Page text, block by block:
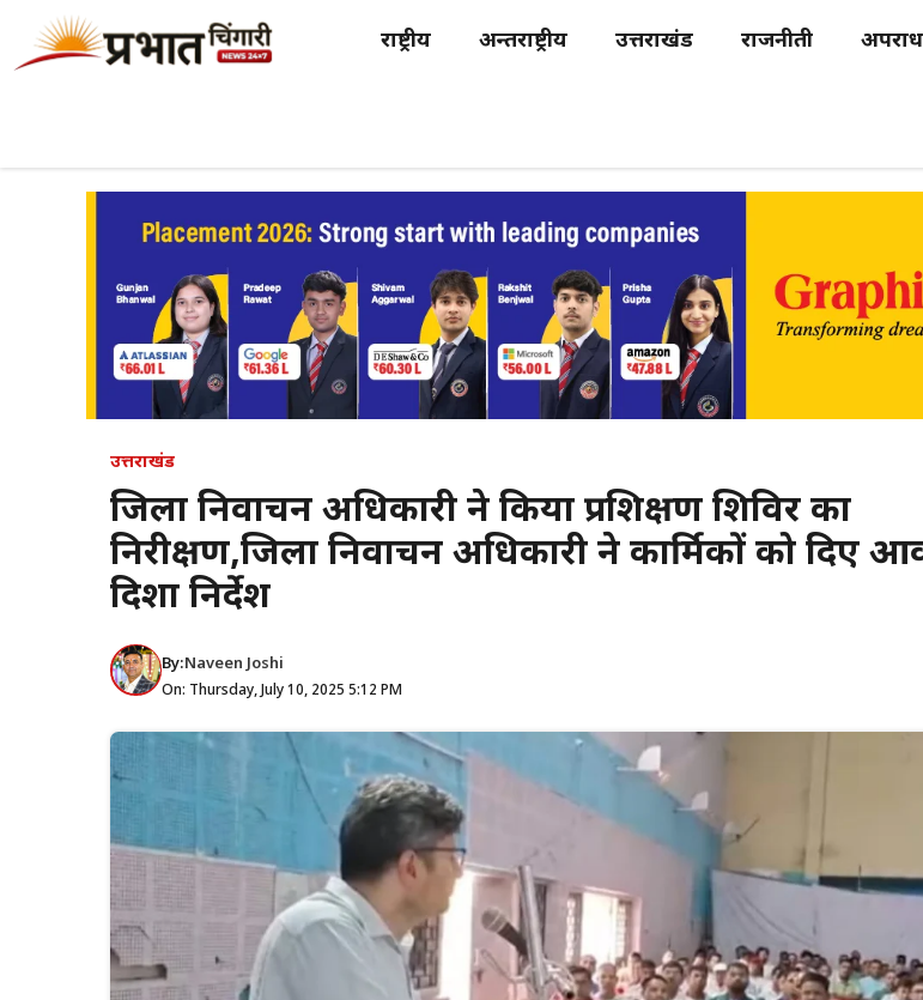
राष्ट्रीय अन्तर्राष्ट्रीय उत्तराखंड राजनीती अपराध
उत्तराखंड
जिला निर्वाचन अधिकारी ने किया प्रशिक्षण शिविर का
निरीक्षण,जिला निर्वाचन अधिकारी ने कार्मिकों को दिए
दिशा निर्देश
By:Naveen Joshi
On: Thursday, July 10, 2025 5:12 PM